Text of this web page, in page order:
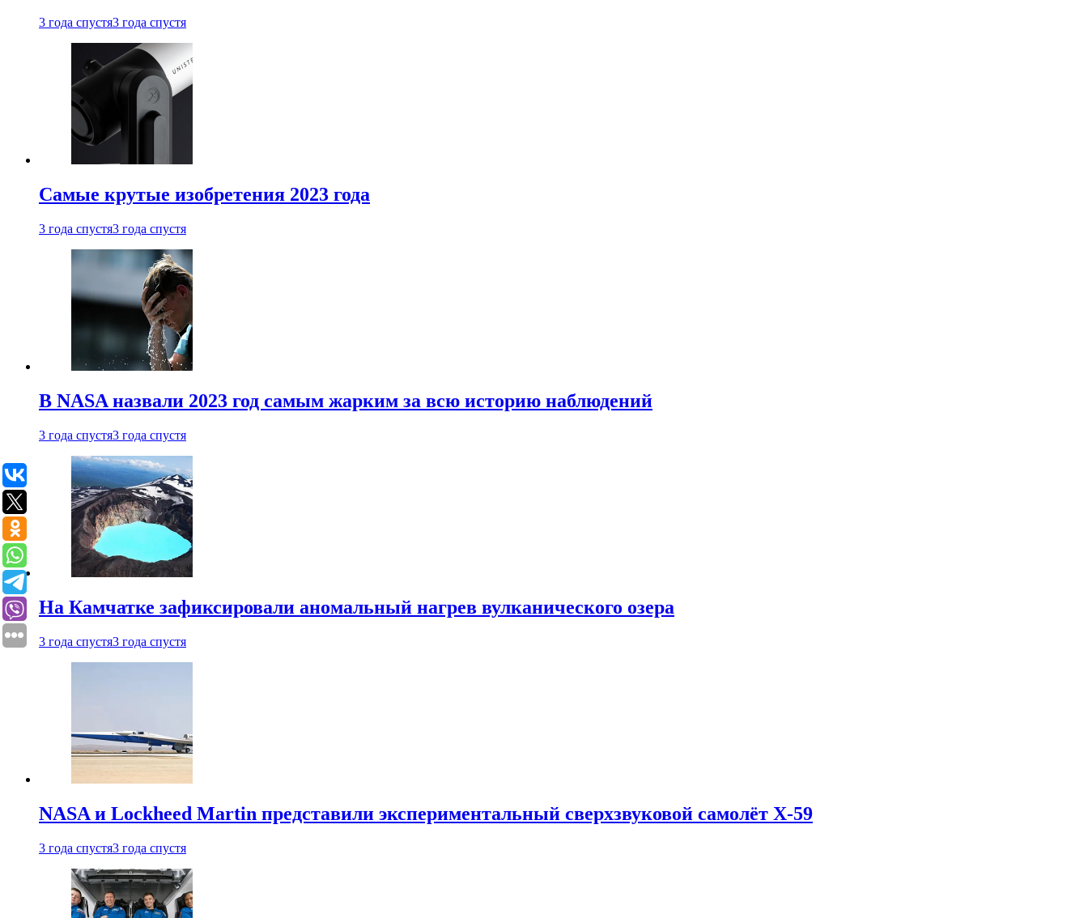
3 года спустя3 года спустя
Самые крутые изобретения 2023 года
3 года спустя3 года спустя
В NASA назвали 2023 год самым жарким за всю историю наблюдений
3 года спустя3 года спустя
На Камчатке зафиксировали аномальный нагрев вулканического озера
3 года спустя3 года спустя
NASA и Lockheed Martin представили экспериментальный сверхзвуковой самолёт X-59
3 года спустя3 года спустя